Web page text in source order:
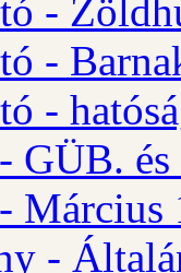
-
-
-
GÜB.
Március
-